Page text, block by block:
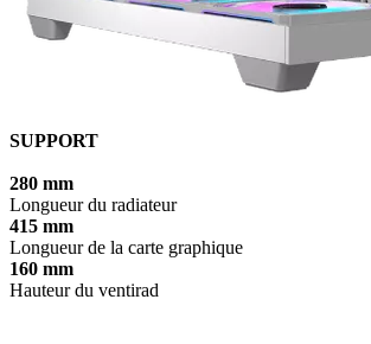
SUPPORT
280 mm
Longueur du radiateur
415 mm
Longueur de la carte graphique
160 mm
Hauteur du ventirad